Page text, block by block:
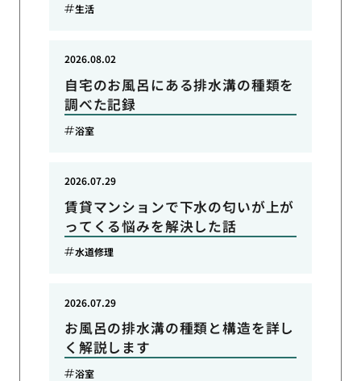
生活
自宅のお風呂にある排水溝の種類を
調べた記録
2026.08.02
浴室
賃貸マンションで下水の匂いが上が
ってくる悩みを解決した話
2026.07.29
水道修理
お風呂の排水溝の種類と構造を詳し
く解説します
2026.07.29
浴室